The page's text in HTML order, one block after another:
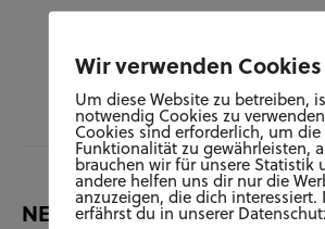
JARA HERDE
NEUESTE BEITRÄGE
Wir verwenden Cookies
Um diese Website zu betreiben,
notwendig Cookies zu
Cookies sind erforderlich, um die
Funktionalität zu gewährleisten,
brauchen wir für unsere Statistik
andere helfen uns dir nur die
anzuzeigen, die dich interessiert.
erfährst du in unserer